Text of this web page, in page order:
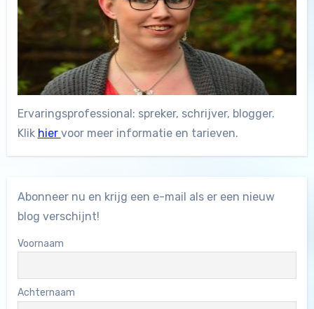
Ervaringsprofessional: spreker, schrijver, blogger.
Klik hier voor meer informatie en tarieven.
Abonneer nu en krijg een e-mail als er een nieuw
blog verschijnt!
Voornaam
Achternaam